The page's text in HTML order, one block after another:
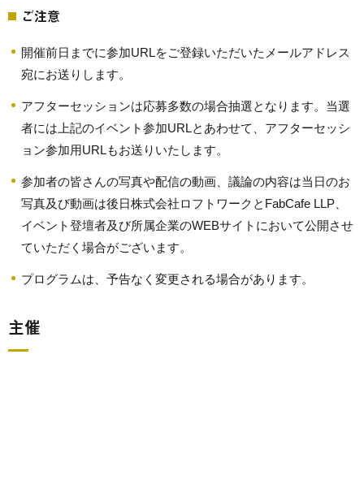
ご注意
開催前日までに参加URLをご登録いただいたメールアドレス
宛にお送りします。
アフターセッションは応募多数の場合抽選となります。当選
者には上記のイベント参加URLとあわせて、アフターセッシ
ョン参加用URLもお送りいたします。
参加者の皆さんの写真や配信の動画、議論の内容は当日のお
写真及び動画は後日株式会社ロフトワークとFabCafe LLP、
イベント登壇者及び所属企業のWEBサイトにおいて公開させ
ていただく場合がございます。
プログラムは、予告なく変更される場合があります。
主催